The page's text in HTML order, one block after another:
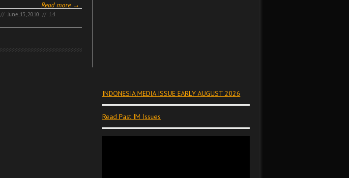
Read more →
// June 13, 2010 // 14
INDONESIA MEDIA ISSUE EARLY AUGUST 2026
Read Past IM Issues